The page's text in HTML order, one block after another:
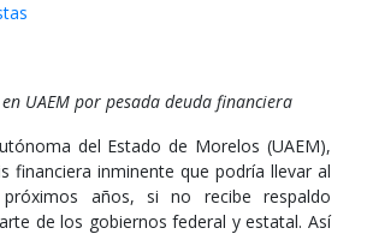
UAEM por pesada deuda financiera
del Estado de Morelos (UAEM),
financiera inminente que podría llevar al
años, si no recibe respaldo
de los gobiernos federal y estatal. Así